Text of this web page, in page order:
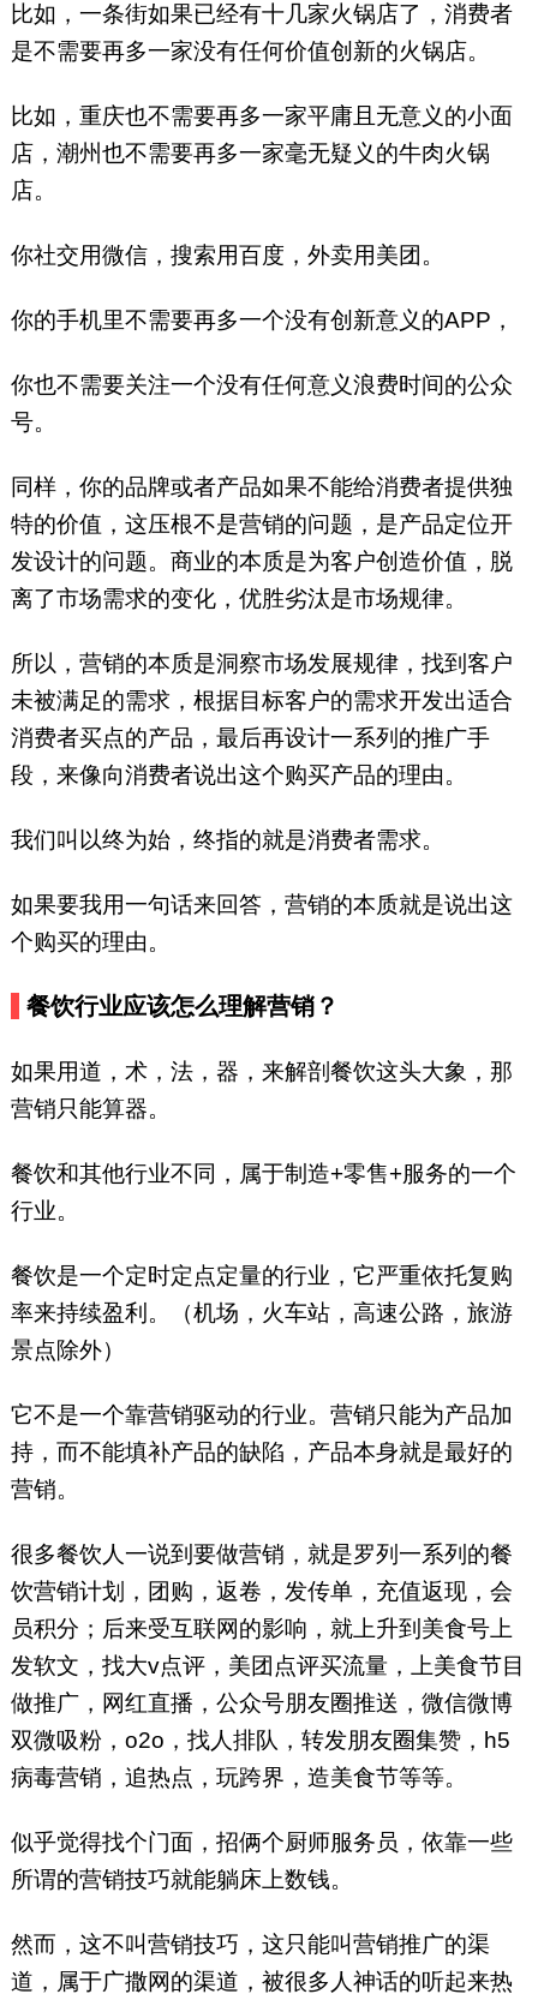
比如，一条街如果已经有十几家火锅店了，消费者
是不需要再多一家没有任何价值创新的火锅店。
比如，重庆也不需要再多一家平庸且无意义的小面
店，潮州也不需要再多一家毫无疑义的牛肉火锅
店。
你社交用微信，搜索用百度，外卖用美团。
你的手机里不需要再多一个没有创新意义的APP，
你也不需要关注一个没有任何意义浪费时间的公众
号。
同样，你的品牌或者产品如果不能给消费者提供独
特的价值，这压根不是营销的问题，是产品定位开
发设计的问题。商业的本质是为客户创造价值，脱
离了市场需求的变化，优胜劣汰是市场规律。
所以，营销的本质是洞察市场发展规律，找到客户
未被满足的需求，根据目标客户的需求开发出适合
消费者买点的产品，最后再设计一系列的推广手
段，来像向消费者说出这个购买产品的理由。
我们叫以终为始，终指的就是消费者需求。
如果要我用一句话来回答，营销的本质就是说出这
个购买的理由。
餐饮行业应该怎么理解营销？
如果用道，术，法，器，来解剖餐饮这头大象，那
营销只能算器。
餐饮和其他行业不同，属于制造+零售+服务的一个
行业。
餐饮是一个定时定点定量的行业，它严重依托复购
率来持续盈利。（机场，火车站，高速公路，旅游
景点除外）
它不是一个靠营销驱动的行业。营销只能为产品加
持，而不能填补产品的缺陷，产品本身就是最好的
营销。
很多餐饮人一说到要做营销，就是罗列一系列的餐
饮营销计划，团购，返卷，发传单，充值返现，会
员积分；后来受互联网的影响，就上升到美食号上
发软文，找大v点评，美团点评买流量，上美食节目
做推广，网红直播，公众号朋友圈推送，微信微博
双微吸粉，o2o，找人排队，转发朋友圈集赞，h5
病毒营销，追热点，玩跨界，造美食节等等。
似乎觉得找个门面，招俩个厨师服务员，依靠一些
所谓的营销技巧就能躺床上数钱。
然而，这不叫营销技巧，这只能叫营销推广的渠
道，属于广撒网的渠道，被很多人神话的听起来热